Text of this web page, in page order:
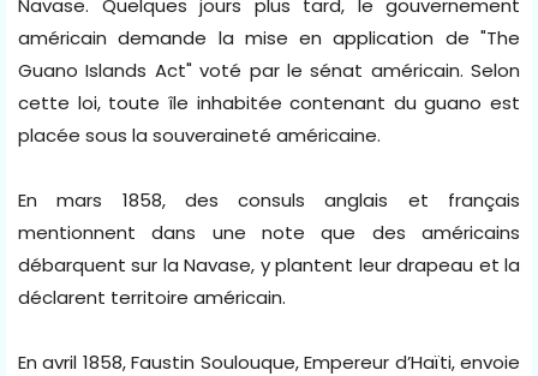
Navase. Quelques jours plus tard, le gouvernement
américain demande la mise en application de "The
Guano Islands Act" voté par le sénat américain. Selon
cette loi, toute île inhabitée contenant du guano est
placée sous la souveraineté américaine.
En mars 1858, des consuls anglais et français
mentionnent dans une note que des américains
débarquent sur la Navase, y plantent leur drapeau et la
déclarent territoire américain.
En avril 1858, Faustin Soulouque, Empereur d’Haïti, envoie